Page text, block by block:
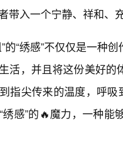
带入一个宁静、祥和、
的“绣感”不仅仅是一种
活，并且将这份美好
指尖传来的温度，呼
绣感”的🔥魔力，一种